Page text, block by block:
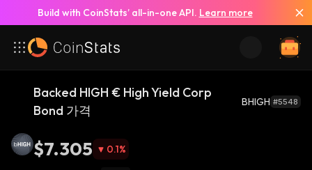
Build with CoinStats’ all-in-one API. Learn more
Backed HIGH € High Yield Corp
Bond 가격
BHIGH #5548
$7.305 0.1%